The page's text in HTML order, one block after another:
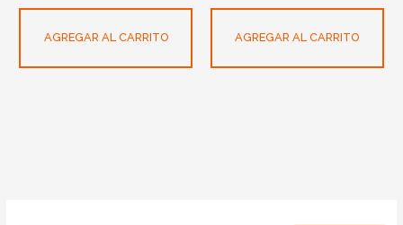
AGREGAR AL CARRITO AGREGAR AL CARRITO